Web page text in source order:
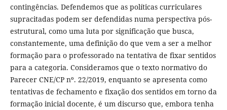
contingências. Defendemos que as políticas curriculares
supracitadas podem ser defendidas numa perspectiva pós-
estrutural, como uma luta por significação que busca,
constantemente, uma definição do que vem a ser a melhor
formação para o professorado na tentativa de fixar sentidos
para a categoria. Consideramos que o texto normativo do
Parecer CNE/CP nº. 22/2019, enquanto se apresenta como
tentativas de fechamento e fixação dos sentidos em torno da
formação inicial docente, é um discurso que, embora tenha